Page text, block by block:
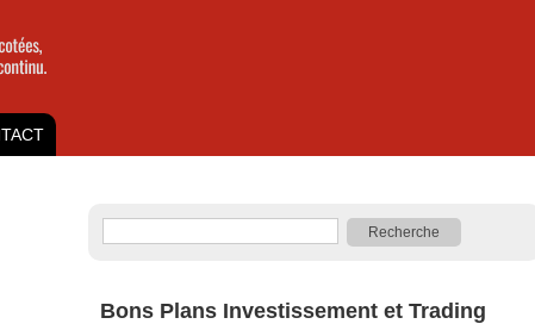
Bons Plans Investissement et Trading